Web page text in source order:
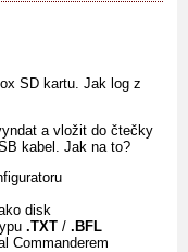
SD kartu. Jak log z
a vložit do čtečky
kabel. Jak na to?
disk
.TXT / .BFL
Commanderem